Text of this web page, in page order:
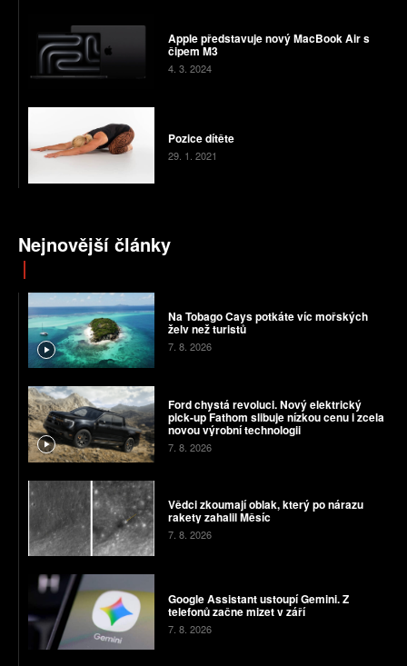
Apple představuje nový MacBook Air s
čipem M3
4. 3. 2024
Pozice dítěte
29. 1. 2021
Nejnovější články
Na Tobago Cays potkáte víc mořských
želv než turistů
7. 8. 2026
Ford chystá revoluci. Nový elektrický
pick-up Fathom slibuje nízkou cenu i zcela
novou výrobní technologii
7. 8. 2026
Vědci zkoumají oblak, který po nárazu
rakety zahalil Měsíc
7. 8. 2026
Google Assistant ustoupí Gemini. Z
telefonů začne mizet v září
7. 8. 2026